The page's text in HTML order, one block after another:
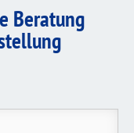
Beratung